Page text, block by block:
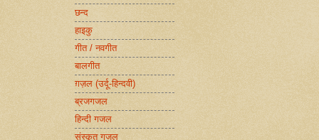
छन्द
हाइकु
गीत / नवगीत
बालगीत
ग़ज़ल (उर्दू-हिन्दवी)
ब्रजगजल
हिन्दी गजल
संस्कृत गजल